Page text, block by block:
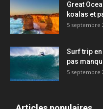
Great
koalas et
5 septembre
Surf trip
pas
5 septembre